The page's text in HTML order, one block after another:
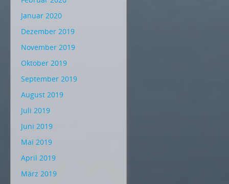
Januar 2020
Dezember 2019
November 2019
Oktober 2019
September 2019
August 2019
Juli 2019
Juni 2019
Mai 2019
April 2019
März 2019